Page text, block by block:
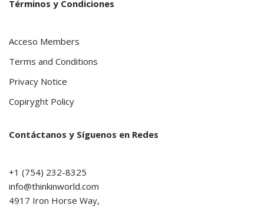
Términos y Condiciones
Acceso Members
Terms and Conditions
Privacy Notice
Copiryght Policy
Contáctanos y Síguenos en Redes
+1 (754) 232-8325
info@thinkinworld.com
4917 Iron Horse Way,